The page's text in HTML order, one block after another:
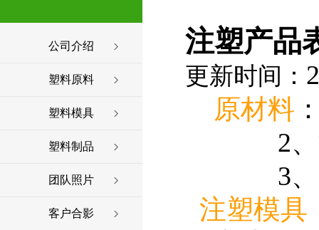
公司介绍
塑料原料
塑料模具
塑料制品
团队照片
客户合影
注塑产品
更新时间：
原材料
2、添加
3、降低
注塑模具